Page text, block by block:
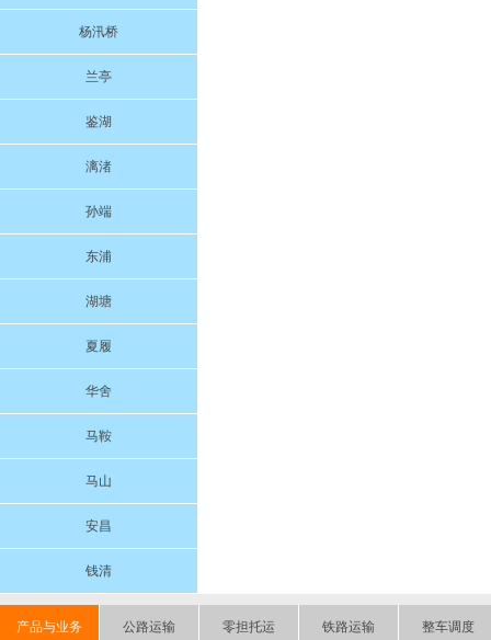
杨汛桥
兰亭
鉴湖
漓渚
孙端
东浦
湖塘
夏履
华舍
马鞍
马山
安昌
钱清
产品与业务 公路运输 零担托运 铁路运输 整车调度